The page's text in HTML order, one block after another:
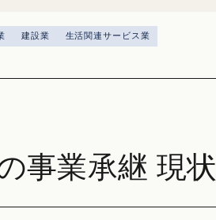
建設業 生活関連サービス業
事業承継 現状